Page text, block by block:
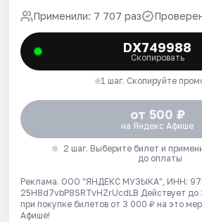
Применили: 7 707 раз
DX749988
Скопировать
1 шаг. Скопируйте
от 500 ₽
на Яндекс Афише
2 шаг. Выберите билет и
до оплаты
Реклама. ООО "ЯНДЕКС МУЗЫКА", ИНН:
25H8d7vbP8SRTvHZrUcdLB Действует
при покупке билетов от 3 000 ₽ на это
Афише!